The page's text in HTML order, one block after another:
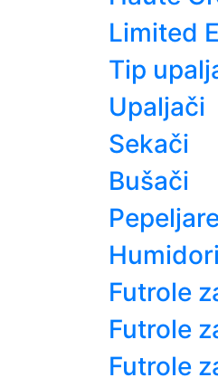
Limited
Tip
Upaljači
Sekači
Bušači
Humidori
Futrole
Futrole
Futrole